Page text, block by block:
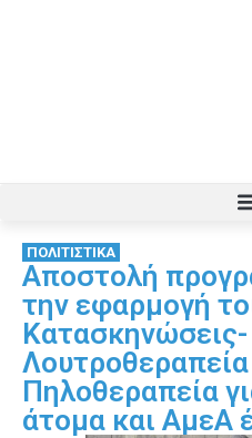
ΠΟΛΙΤΙΣΤΙΚΑ
Αποστολή
την εφαρμογή
Κατασκηνώσεις-
Πηλοθεραπεία
άτομα και ΑμεΑ